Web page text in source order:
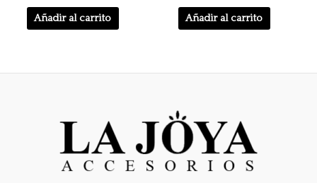
Añadir al carrito Añadir al carrito